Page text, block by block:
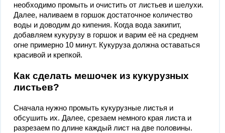
необходимо промыть и очистить от листьев и шелухи.
Далее, наливаем в горшок достаточное количество
воды и доводим до кипения. Когда вода закипит,
добавляем кукурузу в горшок и варим её на среднем
огне примерно 10 минут. Кукуруза должна оставаться
красивой и крепкой.
Как сделать мешочек из кукурузных
листьев?
Сначала нужно промыть кукурузные листья и
обсушить их. Далее, срезаем немного края листа и
разрезаем по длине каждый лист на две половины.